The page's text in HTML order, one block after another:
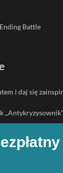
Battle
i daj się